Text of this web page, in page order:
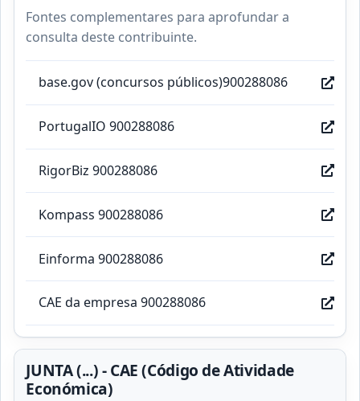
Fontes complementares para aprofundar a
consulta deste contribuinte.
base.gov (concursos públicos)900288086
PortugalIO 900288086
RigorBiz 900288086
Kompass 900288086
Einforma 900288086
CAE da empresa 900288086
JUNTA (...) - CAE (Código de Atividade
Económica)